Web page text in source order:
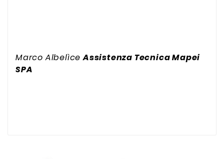
Marco AlbelìceAssistenza Tecnica Mapei
SPA